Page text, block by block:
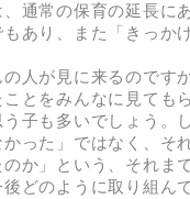
、通常の保育の延長に
もあり、また「きっか
人が見に来るのです
ことをみんなに見ても
う子も多いでしょう。
かった」ではなく、そ
のか」という、それま
後どのように取り組ん